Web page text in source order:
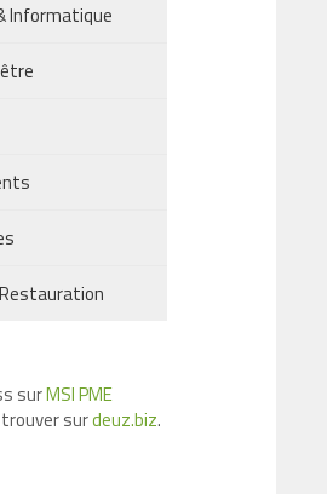
Informatique
surMSI PME
surdeuz.biz.